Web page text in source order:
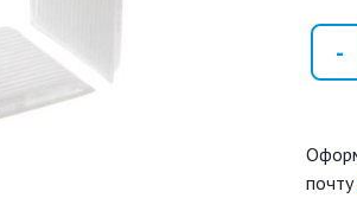
почту